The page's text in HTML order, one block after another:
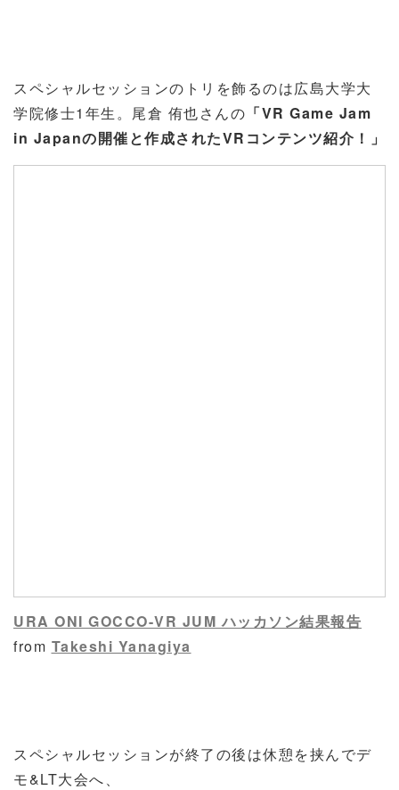
スペシャルセッションのトリを飾るのは広島大学大
学院修士1年生。尾倉 侑也さんの 「VR Game Jam
in Japanの開催と作成されたVRコンテンツ紹介！」
URA ONI GOCCO-VR JUM ハッカソン結果報告
from Takeshi Yanagiya
スペシャルセッションが終了の後は休憩を挟んでデ
モ&LT大会へ、